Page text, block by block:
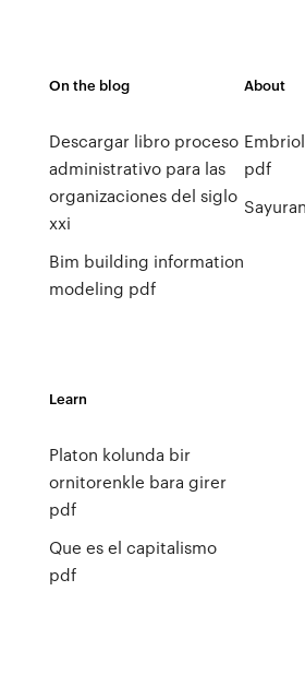
On the blog
Descargar libro proceso
administrativo para las
organizaciones del siglo
xxi
Bim building information
modeling pdf
About
pdf
Learn
Platon kolunda bir
ornitorenkle bara girer
pdf
Que es el capitalismo
pdf